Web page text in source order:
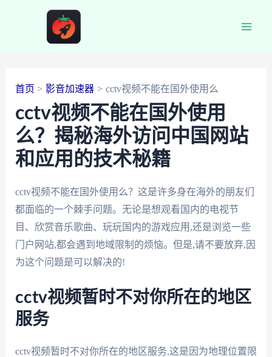
首页 影音加速器 cctv视频不能在国外使用么
cctv视频不能在国外使用
么？揭秘海外访问中国网站
和应用的技术秘籍
cctv视频不能在国外使用么？这是许多身在海外的朋友们
都面临的一个棘手问题。无论是想观看国内的电视节
目、欣赏音乐歌曲、玩玩国内的游戏应用,还是浏览一些
门户网站,都会遇到地域限制的烦恼。但是,请不要放弃,因
为这个问题是可以解决的!
cctv视频暂时不对你所在的地区
服务
cctv视频暂时不对你所在的地区服务,这是因为地理位置限